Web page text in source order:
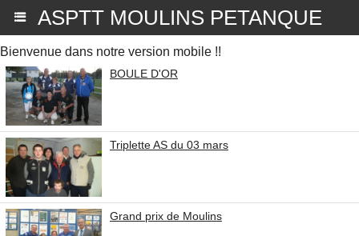
ASPTT MOULINS PETANQUE
Bienvenue dans notre version mobile !!
BOULE D'OR
Triplette AS du 03 mars
Grand prix de Moulins